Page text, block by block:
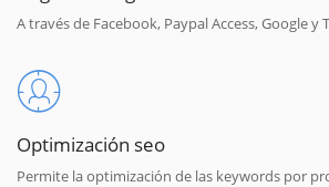
A través de Facebook, Paypal Access, Google y
Optimización seo
Permite la optimización de las keywords por